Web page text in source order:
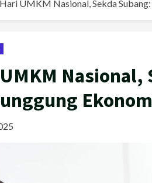
UMKM Nasional, Sekda
Nasional,